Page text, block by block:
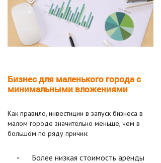
Бизнес для маленького города с
минимальными вложениями
Как правило, инвестиции в запуск бизнеса в
малом городе значительно меньше, чем в
большом по ряду причин:
Более низкая стоимость аренды